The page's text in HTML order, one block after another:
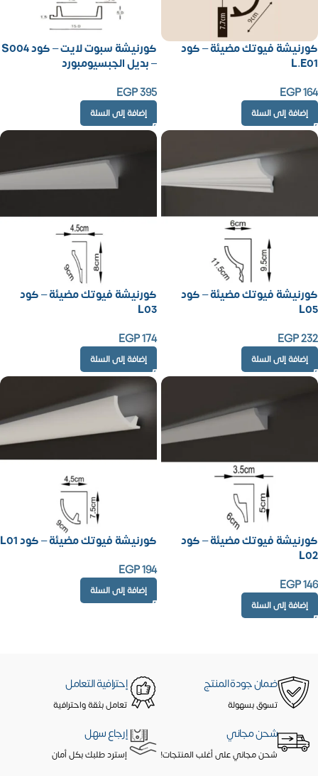
كورنيشة فيوتك مضيئة – كود
L.E01
EGP164
إضافة إلى السلة
كورنيشة سبوت لايت – كود S004
– بديل الجبسيومبورد
EGP395
إضافة إلى السلة
كورنيشة فيوتك مضيئة – كود
L05
EGP232
إضافة إلى السلة
كورنيشة فيوتك مضيئة – كود
L03
EGP174
إضافة إلى السلة
كورنيشة فيوتك مضيئة – كود
L02
EGP146
إضافة إلى السلة
كورنيشة فيوتك مضيئة – كود L01
EGP194
إضافة إلى السلة
ضمان جودة المنتج
تسوق بسهولة
إحترافية التعامل
تعامل بثقة واحترافية
شحن مجاني
شحن مجاني على أغلب المنتجات!
إرجاع سهل
إسترد طلبك بكل أمان